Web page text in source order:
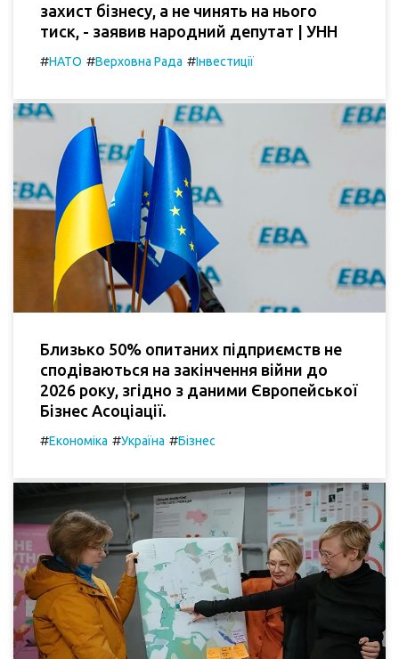
захист бізнесу, а не чинять на нього
тиск, - заявив народний депутат | УНН
#НАТО #Верховна Рада #Інвестиції
Близько 50% опитаних підприємств не
сподіваються на закінчення війни до
2026 року, згідно з даними Європейської
Бізнес Асоціації.
#Економіка #Україна #Бізнес